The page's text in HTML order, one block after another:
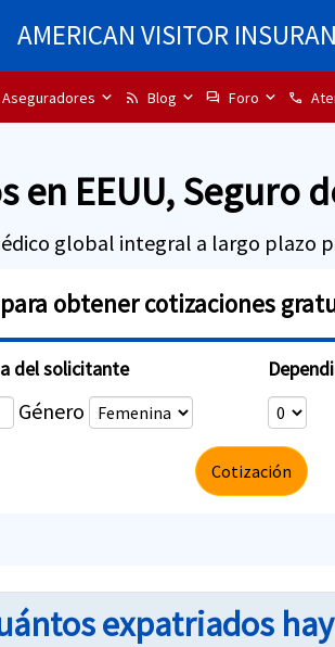
AMERICAN VISITOR
Aseguradores rss_feed Blog forum Foro call
en EEUU, Seguro
global integral a largo plazo
obtener cotizaciones
del solicitante
Género
Cotización
expatriados